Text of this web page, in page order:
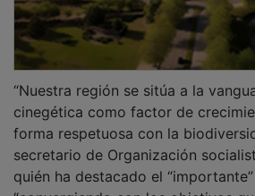
cinegética como factor de
forma respetuosa con la
secretario de Organización
quién ha destacado el
“convergiendo con los objetivos